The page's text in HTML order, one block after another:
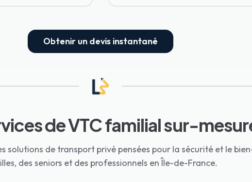
Obtenir un devis instantané
de VTC familial sur-
solutions de transport privé pensées pour la sécurité et le
des seniors et des professionnels en Île-de-France.